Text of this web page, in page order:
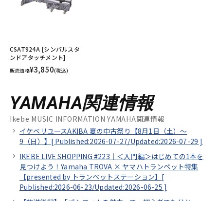
CSAT924A [シンバルスタ
ンドアタッチメント]
販売価格¥3,850(税込)
YAMAHA関連情報
Ikebe MUSIC INFORMATION YAMAHA関連情報
イケベリユースAKIBA 夏の中古祭り【8月1日（土）～
9（日）】[ Published:2026-07-27/Updated:2026-07-29 ]
IKEBE LIVE SHOPPING #223｜＜入門編＞はじめての1本を
見つけよう！Yamaha TROVA × ヤマハトランペット特集
【presented by トランペットステーション】[
Published:2026-06-23/Updated:2026-06-25 ]